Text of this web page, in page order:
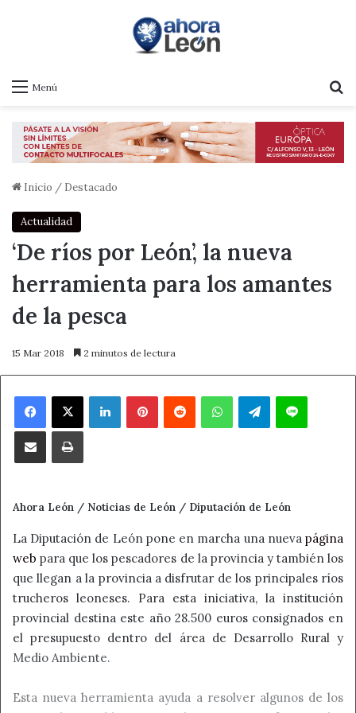
Menú
Inicio / Destacado
Actualidad
‘De ríos por León’, la nueva
herramienta para los amantes
de la pesca
15 Mar 2018 2 minutos de lectura
Facebook
X LinkedInPinterestReddit WhatsAppTelegramLine
Compartir por correo electrónicoImprimir
Ahora León / Noticias de León / Diputación de León
La Diputación de León pone en marcha una nueva página
web para que los pescadores de la provincia y también los
que llegan a la provincia a disfrutar de los principales ríos
trucheros leoneses. Para esta iniciativa, la institución
provincial destina este año 28.500 euros consignados en
el presupuesto dentro del área de Desarrollo Rural y
Medio Ambiente.
Esta nueva herramienta ayuda a resolver algunos de los